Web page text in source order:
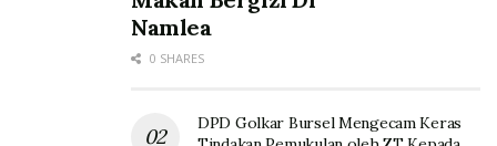
Namlea
0 SHARES
DPD Golkar Bursel Mengecam Keras